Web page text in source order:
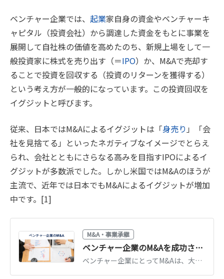
ベンチャー企業では、 起業家自身の資金やベンチャーキ
ャピタル（投資会社）から調達した資金をもとに事業を
展開して自社株の価値を高めたのち、新規上場をして一
般投資家に株式を売り出す（＝IPO）か、M&Aで売却す
ることで投資を回収する（投資のリターンを獲得する）
という考え方が一般的になっています。この投資回収を
イグジットと呼びます。
従来、日本ではM&Aによるイグジットは「身売り」「会
社を見捨てる」といったネガティブなイメージでとらえ
られ、会社とともにさらなる高みを目指すIPOによるイ
グジットが多数派でした。しかし米国ではM&Aのほうが
主流で、近年では日本でもM&Aによるイグジットが増加
中です。[1]
M&A・事業承継
ベンチャー企業のM&Aを成功させる秘訣とは【事例12選】
ベンチャー企業にとってM&Aは、大きな戦略的意味を持ちます。ベンチャー企業にとってのM&Aの意味や近年の動向・事例、売却価格の決定方法や成功の秘訣について、図解を用いて徹底解説します。(執筆者：京都大学文学部卒の企業法務・金融専門ライター 相良義勝)